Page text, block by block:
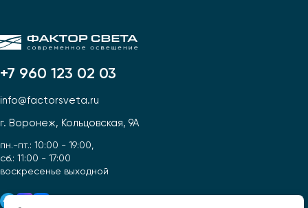
+7 960 123 02 03
info@factorsveta.ru
г. Воронеж, Кольцовская, 9А
пн.-пт.: 10:00 - 19:00,
сб.: 11:00 - 17:00
воскресенье выходной